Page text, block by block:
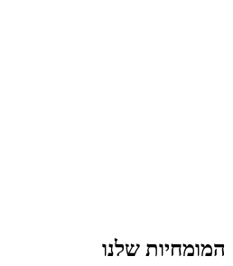
המומחיות שלנו